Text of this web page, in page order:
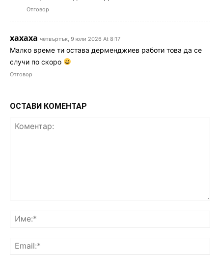
Отговор
хахаха четвъртък, 9 юли 2026 At 8:17
Малко време ти остава дерменджиев работи това да се
случи по скоро
Отговор
ОСТАВИ КОМЕНТАР